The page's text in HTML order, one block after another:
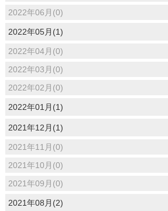
2022年06月(0)
2022年05月(1)
2022年04月(0)
2022年03月(0)
2022年02月(0)
2022年01月(1)
2021年12月(1)
2021年11月(0)
2021年10月(0)
2021年09月(0)
2021年08月(2)